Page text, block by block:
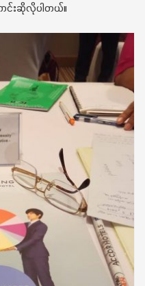
င်းဆိုလိုပါတယ်။